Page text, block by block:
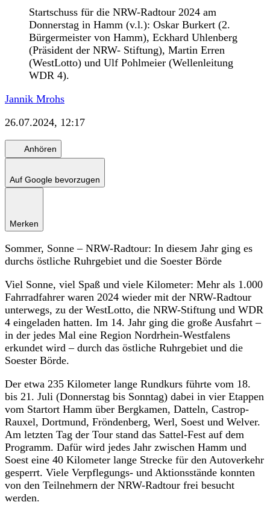
Startschuss für die NRW-Radtour 2024 am
Donnerstag in Hamm (v.l.): Oskar Burkert (2.
Bürgermeister von Hamm), Eckhard Uhlenberg
(Präsident der NRW- Stiftung), Martin Erren
(WestLotto) und Ulf Pohlmeier (Wellenleitung
WDR 4).
Jannik Mrohs
26.07.2024, 12:17
Anhören
Auf Google bevorzugen
Merken
Sommer, Sonne – NRW-Radtour: In diesem Jahr ging es
durchs östliche Ruhrgebiet und die Soester Börde
Viel Sonne, viel Spaß und viele Kilometer: Mehr als 1.000
Fahrradfahrer waren 2024 wieder mit der NRW-Radtour
unterwegs, zu der WestLotto, die NRW-Stiftung und WDR
4 eingeladen hatten. Im 14. Jahr ging die große Ausfahrt –
in der jedes Mal eine Region Nordrhein-Westfalens
erkundet wird – durch das östliche Ruhrgebiet und die
Soester Börde.
Der etwa 235 Kilometer lange Rundkurs führte vom 18.
bis 21. Juli (Donnerstag bis Sonntag) dabei in vier Etappen
vom Startort Hamm über Bergkamen, Datteln, Castrop-
Rauxel, Dortmund, Fröndenberg, Werl, Soest und Welver.
Am letzten Tag der Tour stand das Sattel-Fest auf dem
Programm. Dafür wird jedes Jahr zwischen Hamm und
Soest eine 40 Kilometer lange Strecke für den Autoverkehr
gesperrt. Viele Verpflegungs- und Aktionsstände konnten
von den Teilnehmern der NRW-Radtour frei besucht
werden.